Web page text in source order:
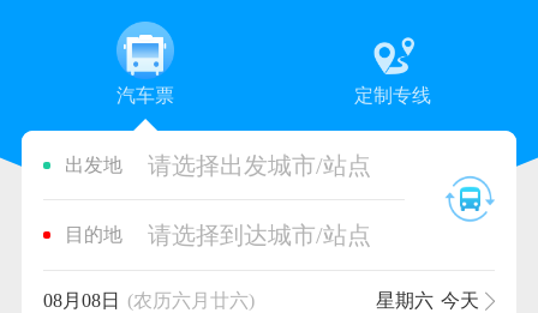
汽车票 定制专线
出发地 请选择出发城市/站点
目的地 请选择到达城市/站点
08月08日 (农历六月廿六) 星期六 今天